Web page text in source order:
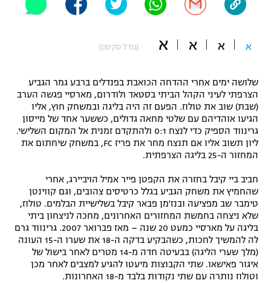
"מחצית בשכונה" – פודקאסט
תקנון משתתפים וזוכים בפרסים
תקנון עבור פעילות אלקטרה
תקנון עבור פעילות ספורט 1 – "מרלן"
טניס
גיימינג E-Sports
תנאי שימוש
מדיניות פרטיות
תקנון פעילות ספורט 1
כדורמים
פוטבול אמריקאי NFL
בייסבול MLB
אומנויות לחימה
גיימינג E-Sports
א א א א (גודל טקסט)
שלושה ימים אחרי ההדחה הכואבת בפנדלים ברבע גמר הגביע
הצרפתי לעיני הקהל הביתי בסטאד ולודרום, מארסיי פגשה הערב
(שבת) שוב את טולוז. הפעם זה היה בליגה ובמשחק חוץ, אליו
הגיעו אוהדיהם עם שלטי מחאה גדולים, כששער אחד של מייסון
גרינווד הספיק כדי לנצח 0:1 ולהתקדם זמנית אל המקום השלישי.
ליון תשוב אליו אם תנצח מחר את פריז FC, במשחק שיחתום את
המחזור ה-25 בליגה הצרפתית.
חביב ביי קיבל בחזרה את הקפטן פייר אמיל הויביירג, אחרי
שהחמיץ את משחק הגביע בגלל כרטיסים צהובים, וגם קווינטן
טימבר שב מפציעה ובנז'מן פבאר קיבל בשלישיית הבלמים. טולוז,
שלא ניצחה בחמשת המחזורים האחרונים, מחכה לניצחון ביתי
בליגה על מארסיי כמעט 20 שנה – מאז פברואר 2007. גרינווד גרם
לה להמשיך לחכות, כשהבקיע בדקה ה-18 את שערו ה-15 העונה
(מלך שערי הליגה) בבעיטה חדה מ-14 מטרים לאחר בישול של
איגור פאישאו. שתי הקבוצות מיעטו להגיע למצבים לאחר מכן
וטולוז נותרה עם שתי נקודות בלבד מ-18 האחרונות.